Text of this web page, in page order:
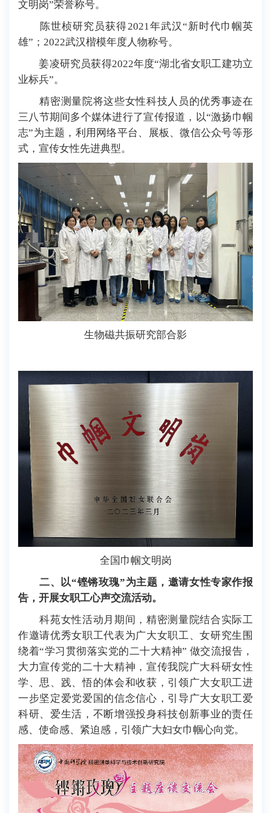
文明岗”荣誉称号。
陈世桢研究员获得2021年武汉“新时代巾帼英
雄”；2022武汉楷模年度人物称号。
姜凌研究员获得2022年度“湖北省女职工建功立
业标兵”。
精密测量院将这些女性科技人员的优秀事迹在
三八节期间多个媒体进行了宣传报道，以“激扬巾帼
志”为主题，利用网络平台、展板、微信公众号等形
式，宣传女性先进典型。
生物磁共振研究部合影
全国巾帼文明岗
二、以“铿锵玫瑰”为主题，邀请女性专家作报
告，开展女职工心声交流活动。
科苑女性活动月期间，精密测量院结合实际工
作邀请优秀女职工代表为广大女职工、女研究生围
绕着“学习贯彻落实党的二十大精神” 做交流报告，
大力宣传党的二十大精神，宣传我院广大科研女性
学、思、践、悟的体会和收获，引领广大女职工进
一步坚定爱党爱国的信念信心，引导广大女职工爱
科研、爱生活，不断增强投身科技创新事业的责任
感、使命感、紧迫感，引领广大妇女巾帼心向党。